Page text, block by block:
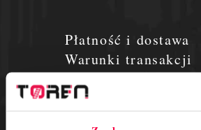
Płatność i dostawa
Warunki transakcji
Aktualności
O nas